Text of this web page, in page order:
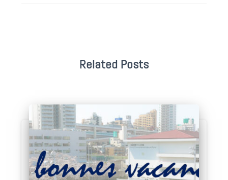
Related Posts